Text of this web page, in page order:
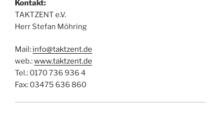
Kontakt:
TAKTZENT e.V.
Herr Stefan Möhring
Mail: info@taktzent.de
web.:www.taktzent.de
Tel.: 0170 736 936 4
Fax: 03475 636 860